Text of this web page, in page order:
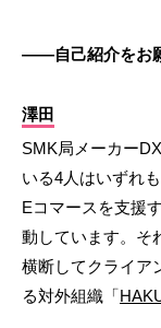
――自己紹介をお
澤田
SMK局メーカー
いる4人はいずれ
Eコマースを支援
動しています。そ
横断してクライア
る対外組織「